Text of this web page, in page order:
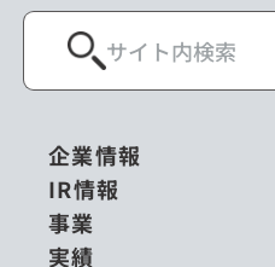
企業情報
IR情報
事業
実績